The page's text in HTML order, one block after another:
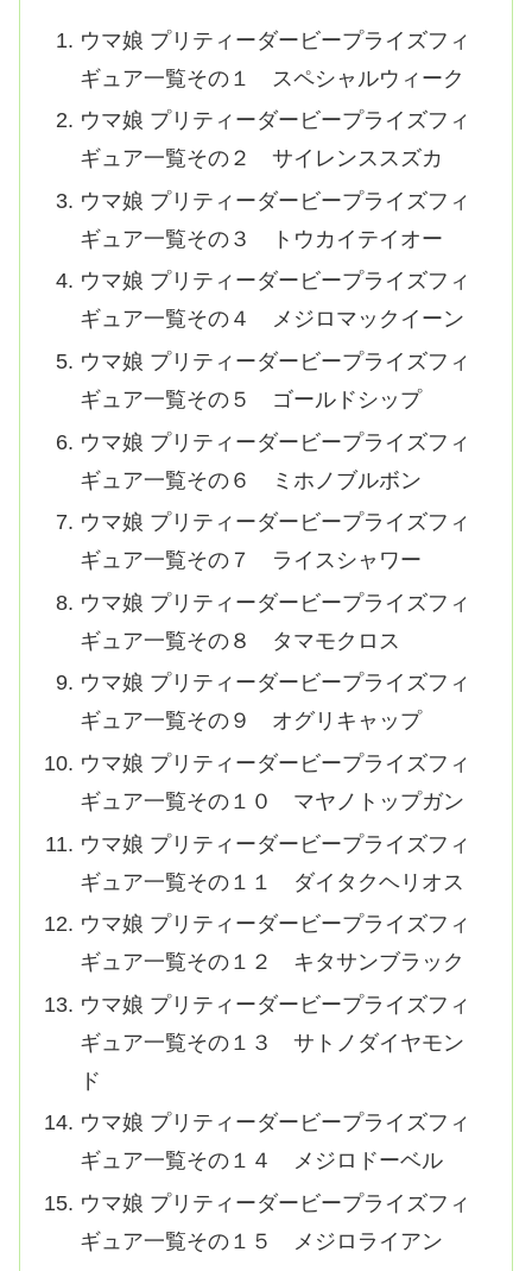
ウマ娘 プリティーダービープライズフィ
ギュア一覧その１ スペシャルウィーク
ウマ娘 プリティーダービープライズフィ
ギュア一覧その２ サイレンススズカ
ウマ娘 プリティーダービープライズフィ
ギュア一覧その３ トウカイテイオー
ウマ娘 プリティーダービープライズフィ
ギュア一覧その４ メジロマックイーン
ウマ娘 プリティーダービープライズフィ
ギュア一覧その５ ゴールドシップ
ウマ娘 プリティーダービープライズフィ
ギュア一覧その６ ミホノブルボン
ウマ娘 プリティーダービープライズフィ
ギュア一覧その７ ライスシャワー
ウマ娘 プリティーダービープライズフィ
ギュア一覧その８ タマモクロス
ウマ娘 プリティーダービープライズフィ
ギュア一覧その９ オグリキャップ
ウマ娘 プリティーダービープライズフィ
ギュア一覧その１０ マヤノトップガン
ウマ娘 プリティーダービープライズフィ
ギュア一覧その１１ ダイタクヘリオス
ウマ娘 プリティーダービープライズフィ
ギュア一覧その１２ キタサンブラック
ウマ娘 プリティーダービープライズフィ
ギュア一覧その１３ サトノダイヤモン
ド
ウマ娘 プリティーダービープライズフィ
ギュア一覧その１４ メジロドーベル
ウマ娘 プリティーダービープライズフィ
ギュア一覧その１５ メジロライアン